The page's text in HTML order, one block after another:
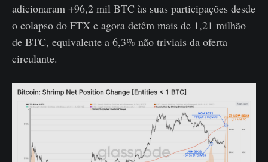
adicionaram +96,2 mil BTC às suas participações desde
o colapso do FTX e agora detêm mais de 1,21 milhão
de BTC, equivalente a 6,3% não triviais da oferta
circulante.